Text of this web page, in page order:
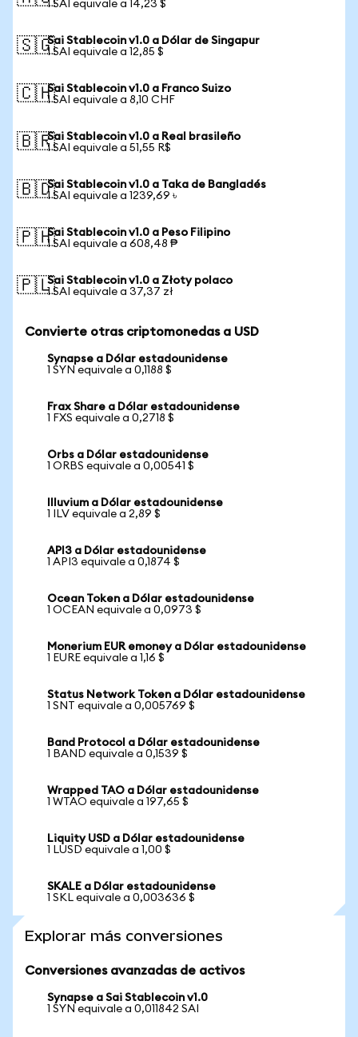
1 SAI equivale a 14,23 $
🇸🇬Sai Stablecoin v1.0 a Dólar de Singapur
1 SAI equivale a 12,85 $
🇨🇭Sai Stablecoin v1.0 a Franco Suizo
1 SAI equivale a 8,10 CHF
🇧🇷Sai Stablecoin v1.0 a Real brasileño
1 SAI equivale a 51,55 R$
🇧🇩Sai Stablecoin v1.0 a Taka de Bangladés
1 SAI equivale a 1239,69 ৳
🇵🇭Sai Stablecoin v1.0 a Peso Filipino
1 SAI equivale a 608,48 ₱
🇵🇱Sai Stablecoin v1.0 a Złoty polaco
1 SAI equivale a 37,37 zł
Convierte otras criptomonedas a USD
Synapse a Dólar estadounidense
1 SYN equivale a 0,1188 $
Frax Share a Dólar estadounidense
1 FXS equivale a 0,2718 $
Orbs a Dólar estadounidense
1 ORBS equivale a 0,00541 $
Illuvium a Dólar estadounidense
1 ILV equivale a 2,89 $
API3 a Dólar estadounidense
1 API3 equivale a 0,1874 $
Ocean Token a Dólar estadounidense
1 OCEAN equivale a 0,0973 $
Monerium EUR emoney a Dólar estadounidense
1 EURE equivale a 1,16 $
Status Network Token a Dólar estadounidense
1 SNT equivale a 0,005769 $
Band Protocol a Dólar estadounidense
1 BAND equivale a 0,1539 $
Wrapped TAO a Dólar estadounidense
1 WTAO equivale a 197,65 $
Liquity USD a Dólar estadounidense
1 LUSD equivale a 1,00 $
SKALE a Dólar estadounidense
1 SKL equivale a 0,003636 $
Explorar más conversiones
Conversiones avanzadas de activos
Synapse a Sai Stablecoin v1.0
1 SYN equivale a 0,011842 SAI